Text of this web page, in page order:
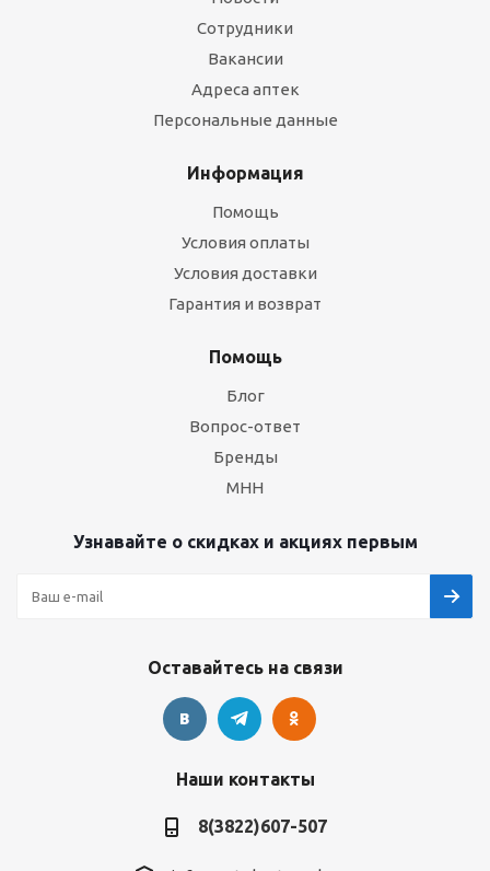
Сотрудники
Вакансии
Адреса аптек
Персональные данные
Информация
Помощь
Условия оплаты
Условия доставки
Гарантия и возврат
Помощь
Блог
Вопрос-ответ
Бренды
МНН
Узнавайте о скидках и акциях первым
Оставайтесь на связи
Наши контакты
8(3822)607-507